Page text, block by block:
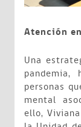
Atención
Una
personas
mental
ello,